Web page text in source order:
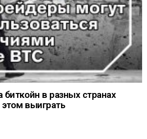
в разных странах
выиграть